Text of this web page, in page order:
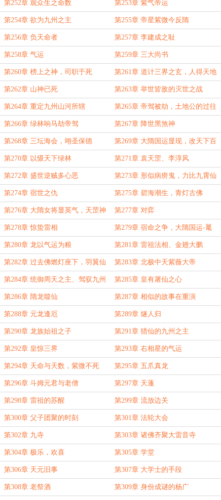
第252章 观众生之命数 第253章 紫气帝运
第254章 欲为九州之主 第255章 帝星紫微今反隋
第256章 负天命者 第257章 李建成之耻
第258章 气运 第259章 三大尚书
第260章 榜上之神，司职于死 第261章 道计三界之玄，人得天地
真貌
第262章 山神已死 第263章 举世皆敌的灭世之战
第264章 重定九州山河所辖 第265章 帝驾被劫，土地公的过往
第266章 绿林响马劫帝驾 第267章 降世黑煞神
第268章 三坛海会，翊圣保德 第269章 大隋国运显现，改天下百
姓之命
第270章 以慑天下绿林 第271章 袁天罡、李淳风
第272章 盛世逆贼多心恶 第273章 形似病痨鬼，力比九霄仙
第274章 宿世之仇 第275章 碧海潮生，青灯古佛
第276章 大隋女将显英气，天罡神
通乱人间
第277章 对弈
第278章 惊蛰雷相 第279章 宿命之争，大隋国运-鼍
龙！
第280章 龙以气运为粮 第281章 雷祖法相、金翅大鹏
第282章 过去佛燃灯座下，羽翼仙 第283章 北极中天紫薇大帝
第284章 统御周天之主、驾驭九州
之皇
第285章 皇有屠仙之心
第286章 隋龙噬仙 第287章 相似的故事在重演
第288章 元龙逢厄 第289章 燧人归
第290章 龙族始祖之子 第291章 猎仙的九州之主
第292章 皇惊三界 第293章 右相星的气运
第294章 天命与天数，紫微不死 第295章 五爪真龙
第296章 斗姆元君与老僧 第297章 天蓬
第298章 雷祖的苏醒 第299章 流放边关
第300章 父子团聚的时刻 第301章 法轮大会
第302章 九寺 第303章 诸佛齐聚大雷音寺
第304章 极乐，欢喜 第305章 学堂
第306章 天元旧事 第307章 大学士的手段
第308章 老祭酒 第309章 身份成谜的杨广